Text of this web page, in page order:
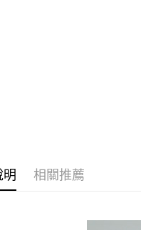
明 相關推薦